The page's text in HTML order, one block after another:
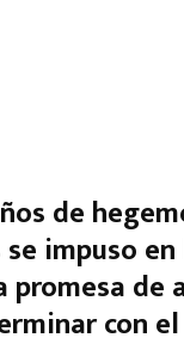
de
impuso en
promesa de
con el